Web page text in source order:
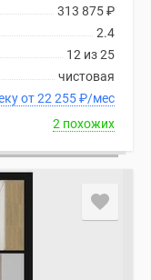
313 875₽
2.4
12 из 25
чистовая
В ипотеку от 22 255₽/мес
2 похожих